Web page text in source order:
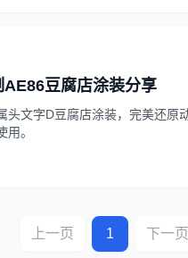
AE86豆腐店涂装分享
头文字D豆腐店涂装，完美还原
。
上一页 1 下一页